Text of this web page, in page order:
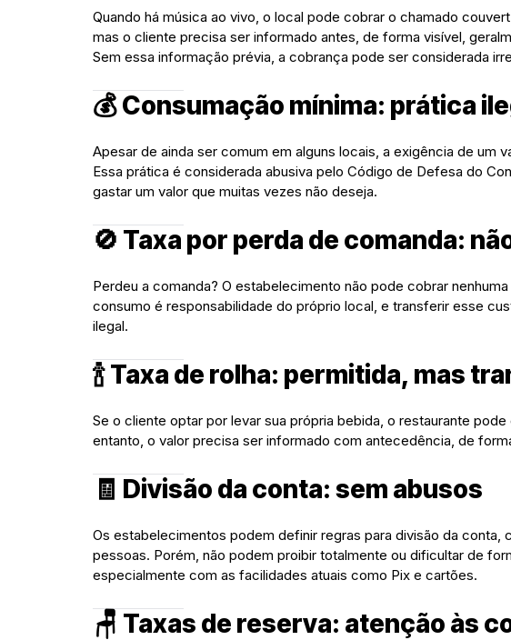
Quando há música ao vivo, o local pode cobrar o chamado
mas o cliente precisa ser informado antes, de forma visível,
Sem essa informação prévia, a cobrança pode ser considerada
💰 Consumação mínima: prática
Apesar de ainda ser comum em alguns locais, a exigência de um
Essa prática é considerada abusiva pelo Código de Defesa do
gastar um valor que muitas vezes não deseja.
🚫 Taxa por perda de comanda:
Perdeu a comanda? O estabelecimento não pode cobrar
consumo é responsabilidade do próprio local, e transferir esse
ilegal.
🍾 Taxa de rolha: permitida, mas
Se o cliente optar por levar sua própria bebida, o restaurante
entanto, o valor precisa ser informado com antecedência, de
🧾 Divisão da conta: sem abusos
Os estabelecimentos podem definir regras para divisão da conta,
pessoas. Porém, não podem proibir totalmente ou dificultar de
especialmente com as facilidades atuais como Pix e cartões.
🪑 Taxas de reserva: atenção às